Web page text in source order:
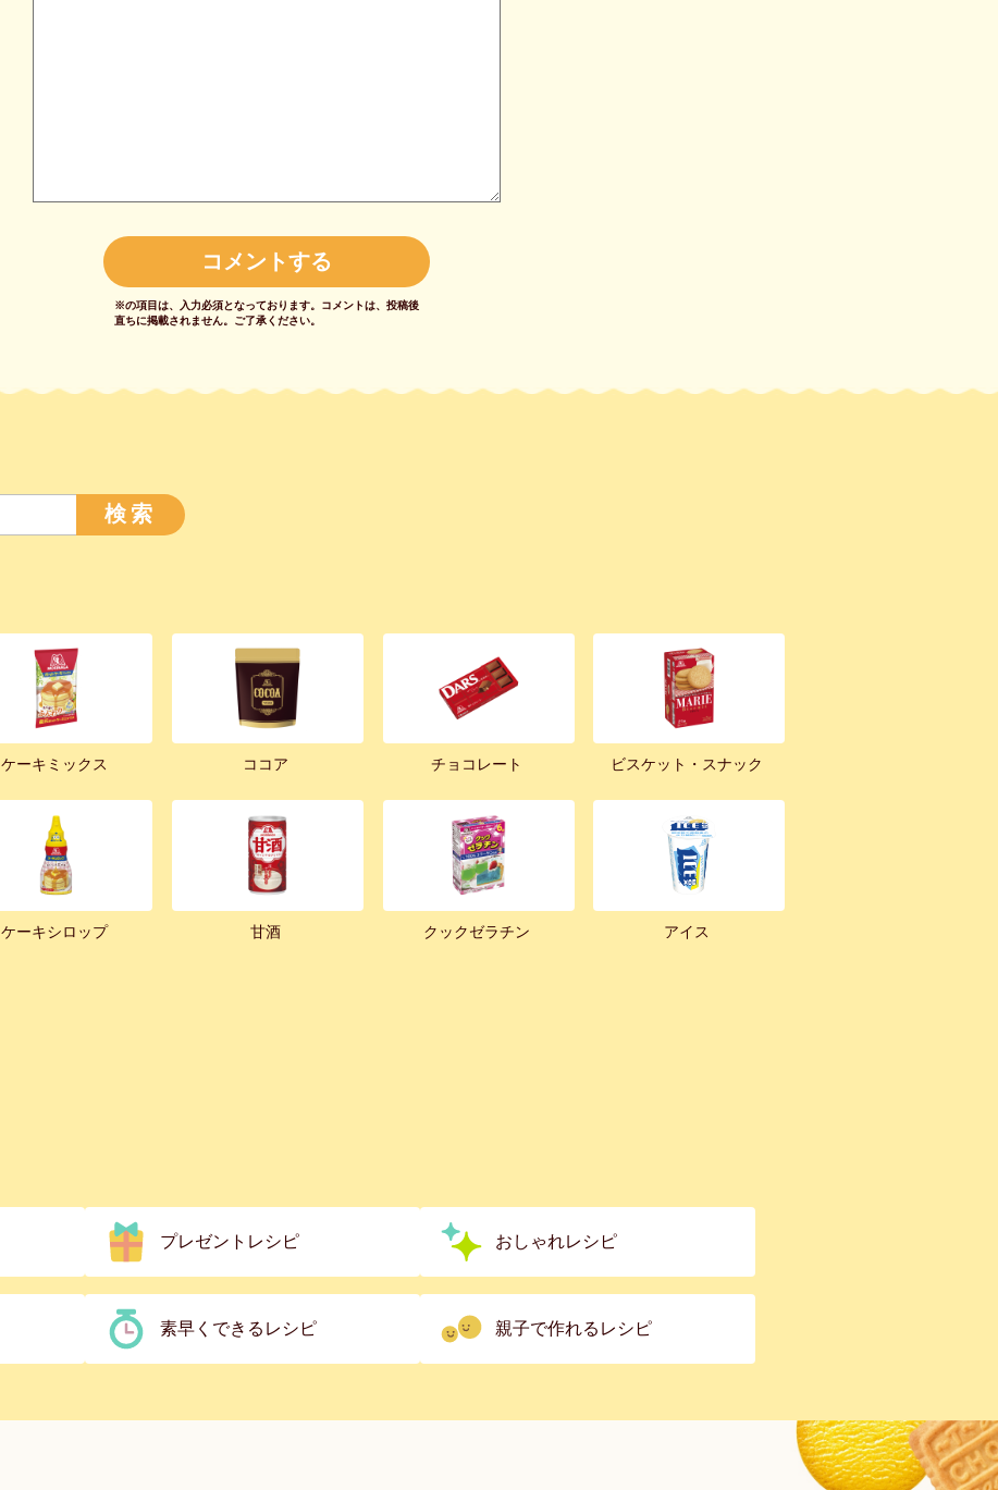
※の項目は、入力必須となっております。 コメントは、投稿後
直ちに掲載されません。 ご了承ください。
検索
ケーキミックス ココア チョコレート ビスケット・スナック
ケーキシロップ 甘酒 クックゼラチン アイス
プレゼントレシピ おしゃれレシピ
素早くできるレシピ 親子で作れるレシピ